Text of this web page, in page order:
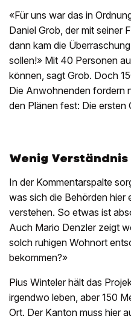
«Für uns war das in
Daniel Grob, der mit seiner
dann kam die
sollen!» Mit 40 Personen
können, sagt Grob. Doch
Die Anwohnenden fordern
den Plänen fest: Die ersten
Wenig
In der Kommentarspalte
was sich die Behörden hier
verstehen. So etwas ist
Auch Mario Denzler zeigt
solch ruhigen Wohnort
bekommen?»
Pius Winteler hält das
irgendwo leben, aber 150
Ort. Der Kanton muss hier